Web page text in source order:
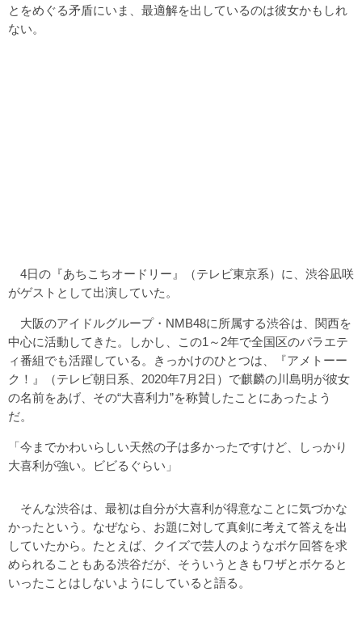
とをめぐる矛盾にいま、最適解を出しているのは彼女かもしれ
ない。
4日の『あちこちオードリー』（テレビ東京系）に、渋谷凪咲
がゲストとして出演していた。
大阪のアイドルグループ・NMB48に所属する渋谷は、関西を
中心に活動してきた。しかし、この1～2年で全国区のバラエテ
ィ番組でも活躍している。きっかけのひとつは、『アメトーー
ク！』（テレビ朝日系、2020年7月2日）で麒麟の川島明が彼女
の名前をあげ、その“大喜利力”を称賛したことにあったよう
だ。
「今までかわいらしい天然の子は多かったですけど、しっかり
大喜利が強い。ビビるぐらい」
そんな渋谷は、最初は自分が大喜利が得意なことに気づかな
かったという。なぜなら、お題に対して真剣に考えて答えを出
していたから。たとえば、クイズで芸人のようなボケ回答を求
められることもある渋谷だが、そういうときもワザとボケると
いったことはしないようにしていると語る。